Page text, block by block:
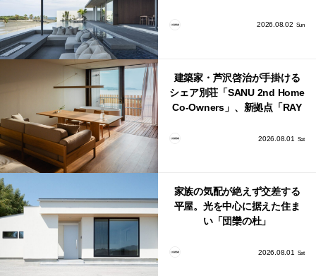
2026.08.02 Sun
建築家・芦沢啓治が手掛ける
シェア別荘「SANU 2nd Home
Co-Owners」、新拠点「RAY
2026.08.01 Sat
家族の気配が絶えず交差する
平屋。光を中心に据えた住ま
い「団欒の杜」
2026.08.01 Sat